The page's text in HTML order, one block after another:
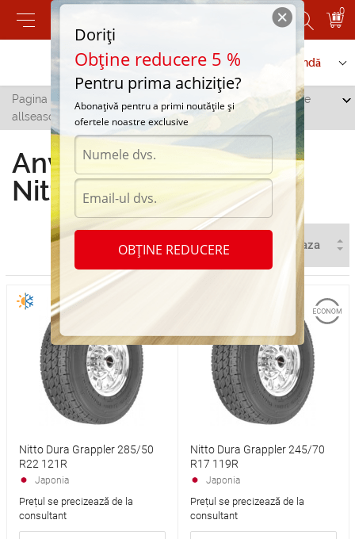
0
Contactați-ne Serviciu de comandă
Pagina principală Cricova/
Anvelope
allseasons Nitto in Cricova
Anvelope allseasons
Nitto in Cricova
Nitto Dura Grappler 285/50
R22 121R
Japonia
Prețul se precizează de la
consultant
Nitto Dura Grappler 245/70
R17 119R
Japonia
Prețul se precizează de la
consultant
Doriți
Obține reducere 5 %
Pentru prima achiziție?
Abonațivă pentru a primi noutățile și
ofertele noastre exclusive
OBȚINE REDUCERE